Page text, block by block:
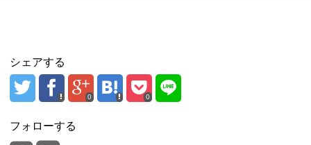
シェアする
0 0
フォローする